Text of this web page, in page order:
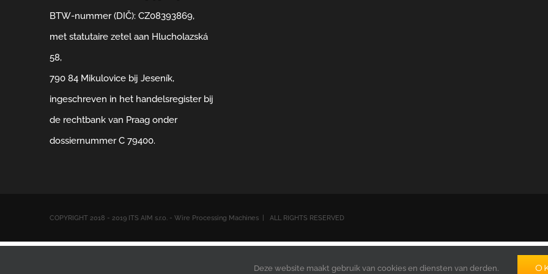
BTW-nummer (DIČ): CZ08393869,
met statutaire zetel aan Hlucholazská
58,
790 84 Mikulovice bij Jeseník,
ingeschreven in het handelsregister bij
de rechtbank van Praag onder
dossiernummer C 79400.
COPYRIGHT 2018 - 2019 ITS AIM s.r.o. - Wire Processing Machines | ALL RIGHTS RESERVED
Deze website maakt gebruik van cookies en diensten van derden.